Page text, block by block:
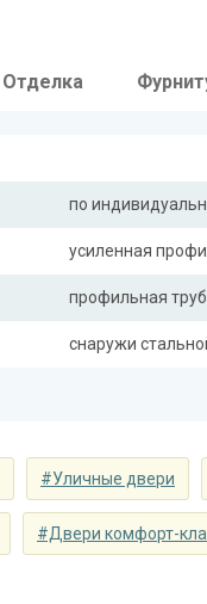
Отделка
по
усиленная
профильная
снаружи
панель из
#Уличные двери
#Двери комфорт-